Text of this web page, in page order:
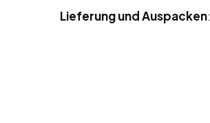
Lieferung und Auspacken: